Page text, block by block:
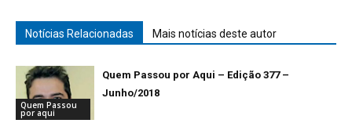
Notícias Relacionadas Mais notícias deste autor
Quem Passou
por aqui
Quem Passou por Aqui – Edição 377 –
Junho/2018